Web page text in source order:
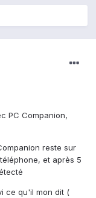
PC Companion,
reste sur
et après 5
ce qu'il mon dit (